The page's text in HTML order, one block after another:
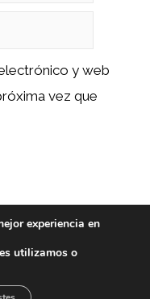
y web
vez que
y Aviso Legal
experiencia en
utilizamos o